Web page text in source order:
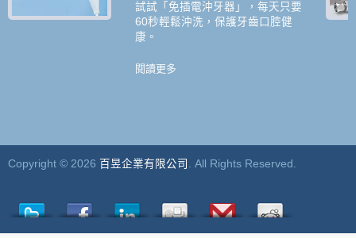
試試「免插電沖牙器」，每天只要
60秒輕鬆沖洗，保護牙齒口腔健
康。
閱讀更多
Copyright © 2026 百昱企業有限公司 . All Rights Reserved.